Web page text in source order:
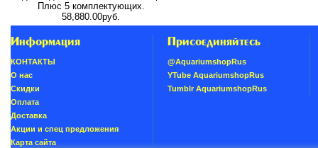
Плюс 5 комплектующих.
58,880.00руб.
Информация
КОНТАКТЫ
О нас
Скидки
Oплатa
Доставка
Акции и спец предложения
Карта сайта
Присоединяйтесь
@AquariumshopRus
YTube AquariumshopRus
Tumblr AquariumshopRus